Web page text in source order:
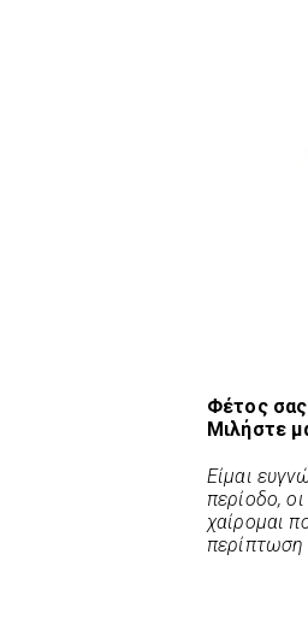
Φέτος
Μιλήστε
Είμαι
περίοδο,
χαίρομαι